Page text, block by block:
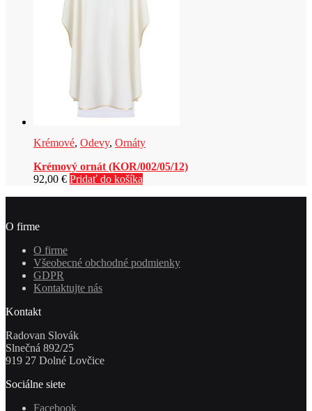
Krémové, Odevy, Ornáty
Krémový ornát (KOR/002/05/12)
92,00 € Pridať do košíka
O firme
O firme
Všeobecné obchodné podmienky
GDPR
Kontaktujte nás
Kontakt
Radovan Slovák
Slnečná 892/25
919 27 Dolné Lovčice
Sociálne siete
Facebook